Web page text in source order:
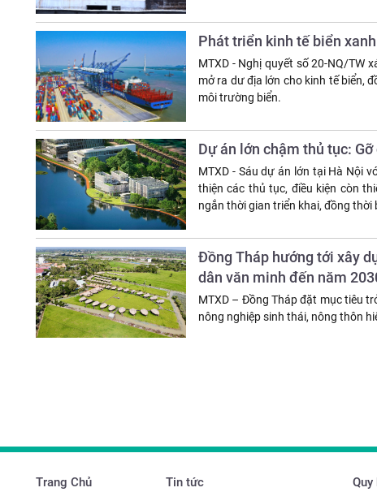
Phát triển kinh tế biển
MTXD - Nghị quyết số 20-NQ/TW
mở ra dư địa lớn cho kinh tế biển,
môi trường biển.
Dự án lớn chậm thủ tục:
MTXD - Sáu dự án lớn tại Hà Nội
thiện các thủ tục, điều kiện còn
ngắn thời gian triển khai, đồng thời
Đồng Tháp hướng tới xây
dân văn minh đến năm
MTXD – Đồng Tháp đặt mục tiêu
nông nghiệp sinh thái, nông thôn
Trang Chủ Tin tức